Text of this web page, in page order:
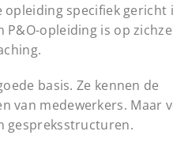
specifiek gericht
P&O-opleiding is op
basis. Ze kennen de
van medewerkers. Maar
gespreksstructuren.